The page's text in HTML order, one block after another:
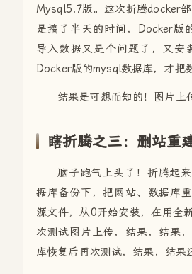
Mysql5.7版。这次折腾docker
是搞了半天的时间，Docker版
导入数据又是个问题了，又安
Docker版的mysql数据库，才把
结果是可想而知的！图片上
瞎折腾之三：删站重
脑子跑气上头了！折腾起
据库备份下，把网站、数据库
源文件，从0开始安装，在用全
次测试图片上传，结果，结果
库恢复后再次测试，结果，结果